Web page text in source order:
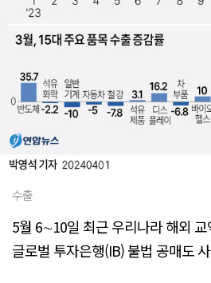
수출
5월 6∼10일 최근 우리나라 해외
글로벌 투자은행(IB) 불법 공매도